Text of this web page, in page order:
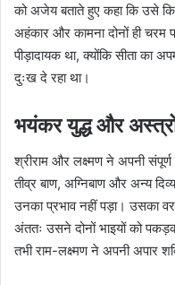
को अजेय बताते हुए कहा कि उसे
अहंकार और कामना दोनों ही चरम
पीड़ादायक था, क्योंकि सीता का
दुःख दे रहा था।
भयंकर युद्ध और
श्रीराम और लक्ष्मण ने अपनी
तीव्र बाण, अग्निबाण और अन्य
उनका प्रभाव नहीं पड़ा। उसका
अंततः उसने दोनों भाइयों को
तभी राम-लक्ष्मण ने अपनी अपार